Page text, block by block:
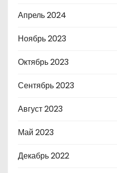
Апрель 2024
Ноябрь 2023
Октябрь 2023
Сентябрь 2023
Август 2023
Май 2023
Декабрь 2022